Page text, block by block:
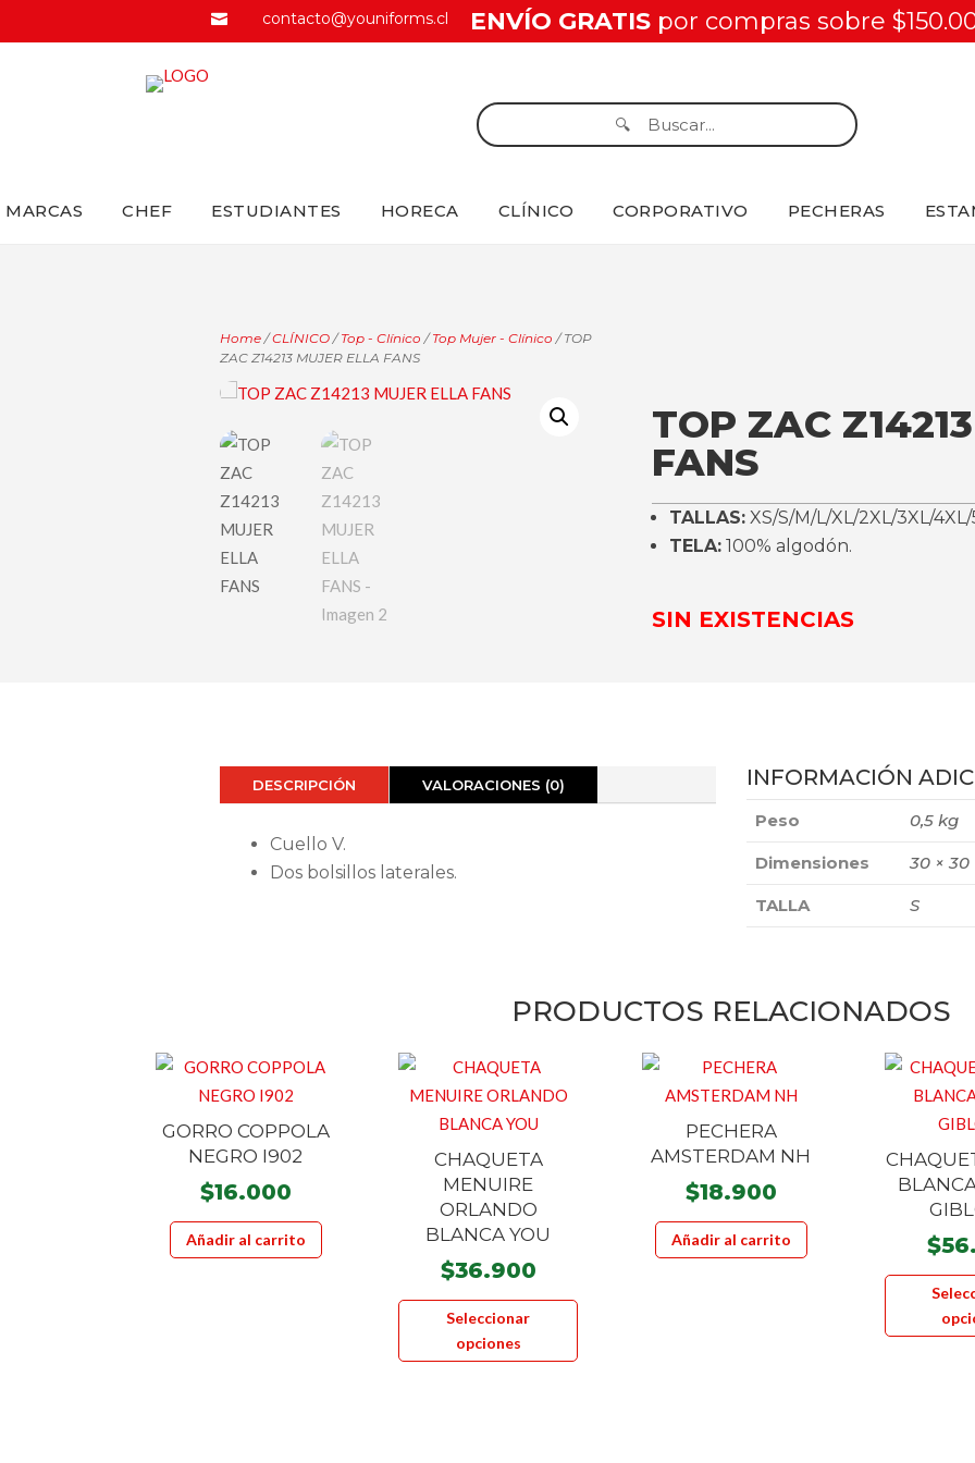
 contacto@youniforms.cl ENVÍO GRATISpor compras sobre
MARCAS CHEF ESTUDIANTES HORECA CLÍNICO CORPORATIVO PECHERAS
Home/CLÍNICO/Top - Clínico /Top Mujer - Clínico / TOP
ZAC Z14213 MUJER ELLA FANS
TOP ZAC
FANS
TALLAS:XS/S/M/L/XL/2XL/3XL/4XL/
TELA:100% algodón.
SIN EXISTENCIAS
DESCRIPCIÓN VALORACIONES (0)
Cuello V.
Dos bolsillos laterales.
INFORMACIÓN
Peso 0,5 kg
Dimensiones 30 × 30
TALLA S
PRODUCTOS RELACIONADOS
GORRO COPPOLA
NEGRO I902
$16.000
Añadir al carrito
CHAQUETA
MENUIRE
ORLANDO
BLANCA YOU
$36.900
Seleccionar
opciones
Este
tiene
PECHERA
AMSTERDAM NH
$18.900
Añadir al carrito $